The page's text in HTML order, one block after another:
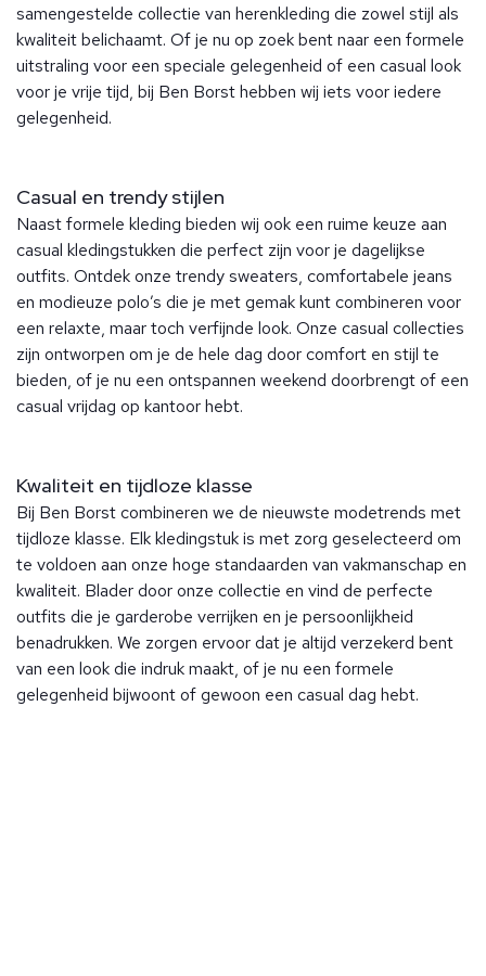
samengestelde collectie van herenkleding die zowel stijl als
kwaliteit belichaamt. Of je nu op zoek bent naar een formele
uitstraling voor een speciale gelegenheid of een casual look
voor je vrije tijd, bij Ben Borst hebben wij iets voor iedere
gelegenheid.
Casual en trendy stijlen
Naast formele kleding bieden wij ook een ruime keuze aan
casual kledingstukken die perfect zijn voor je dagelijkse
outfits. Ontdek onze trendy sweaters, comfortabele jeans
en modieuze polo’s die je met gemak kunt combineren voor
een relaxte, maar toch verfijnde look. Onze casual collecties
zijn ontworpen om je de hele dag door comfort en stijl te
bieden, of je nu een ontspannen weekend doorbrengt of een
casual vrijdag op kantoor hebt.
Kwaliteit en tijdloze klasse
Bij Ben Borst combineren we de nieuwste modetrends met
tijdloze klasse. Elk kledingstuk is met zorg geselecteerd om
te voldoen aan onze hoge standaarden van vakmanschap en
kwaliteit. Blader door onze collectie en vind de perfecte
outfits die je garderobe verrijken en je persoonlijkheid
benadrukken. We zorgen ervoor dat je altijd verzekerd bent
van een look die indruk maakt, of je nu een formele
gelegenheid bijwoont of gewoon een casual dag hebt.